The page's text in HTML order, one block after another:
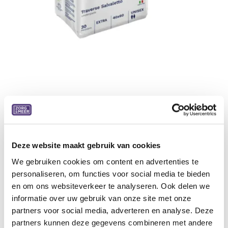
Deze website maakt gebruik van cookies
We gebruiken cookies om content en advertenties te
personaliseren, om functies voor social media te bieden
en om ons websiteverkeer te analyseren. Ook delen we
informatie over uw gebruik van onze site met onze
partners voor social media, adverteren en analyse. Deze
partners kunnen deze gegevens combineren met andere
Egosan onderlegger, 40x60 cm
40x60 cm, 30 st, 6 pakken/doos
Matrasbeschermer Egosan Onderlegger -
een onderlegger die beddengoed of fauteuils beschermt.
Het wordt gebruikt als aanvulling op
incontinentiebescherming. Egosan is betaalbaar
incontinentiemateriaal van de hoogste kwaliteit.